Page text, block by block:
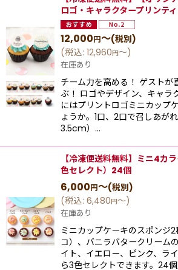
ロゴ・キャラクタープリンテ
12,000円～(税別)
(税込: 12,960円～)
在庫あり
チーム力を高める！ ゲストが
ぶ！ ロゴやデザイン、キャラ
にはプリントロゴミニカップ
ょうか。1口、2口で召しあが
3.5cm）…
【冷凍便送料無料】ミニ4カ
色セレクト）24個
6,000円～(税別)
(税込: 6,480円～)
在庫あり
ミニカップケーキのスポンジ
コ）、バニラバタークリーム
イト、イエロー、ピンク、ラ
ら3色セレクトできます。24